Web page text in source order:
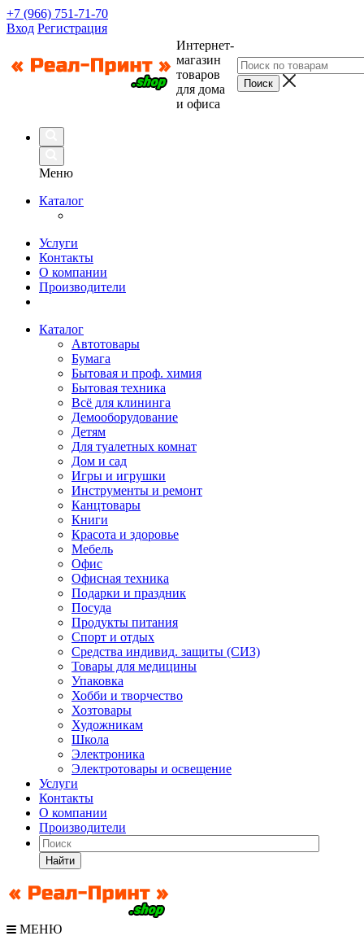
+7 (966) 751-71-70
Вход Регистрация
Интернет-
магазин
товаров
для дома
и офиса
Меню
Каталог
Услуги
Контакты
О компании
Производители
Каталог
Автотовары
Бумага
Бытовая и проф. химия
Бытовая техника
Всё для клининга
Демооборудование
Детям
Для туалетных комнат
Дом и сад
Игры и игрушки
Инструменты и ремонт
Канцтовары
Книги
Красота и здоровье
Мебель
Офис
Офисная техника
Подарки и праздник
Посуда
Продукты питания
Спорт и отдых
Средства индивид. защиты (СИЗ)
Товары для медицины
Упаковка
Хобби и творчество
Хозтовары
Художникам
Школа
Электроника
Электротовары и освещение
Услуги
Контакты
О компании
Производители
Найти
МЕНЮ